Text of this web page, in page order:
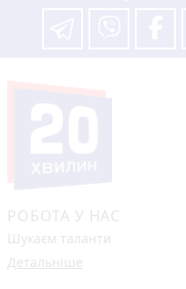
РОБОТА У НАС
Шукаєм таланти
Детальніше